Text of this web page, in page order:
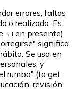
errores, faltas
o realizado. Es
en presente)
significa
Se usa en
y
rumbo" (to get
revisión